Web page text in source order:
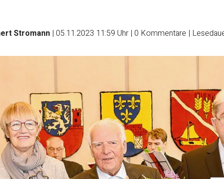
Stromann | 05.11.2023 11:59 Uhr | 0 Kommentare |